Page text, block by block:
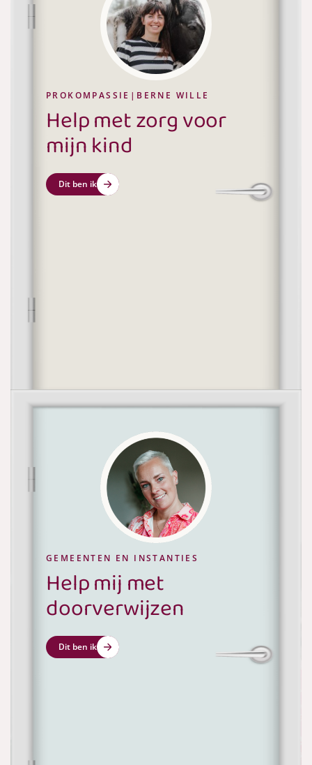
volledig tot bloei kan komen
Ik zoek NSO, logeeropvang of begeleiding voor mij
en mijn kind
PROKOMPASSIE|BERNE WILLE
Help met zorg voor
mijn kind
Dit ben ik
Heeft uw gemeente een partner
ProKompassie kan u direct professioneel
ondersteunen bij uw cliënten binnen de Wmo, UWV,
het pgb, de Participatiewet en tweede spoor
GEMEENTEN EN INSTANTIES
Help mij met
doorverwijzen
Dit ben ik